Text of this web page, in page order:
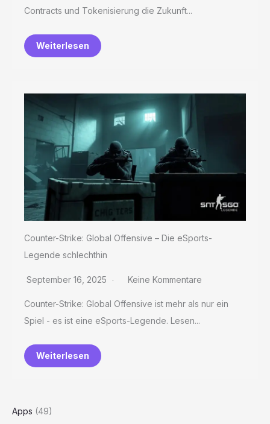
Contracts und Tokenisierung die Zukunft...
Weiterlesen
Counter-Strike: Global Offensive – Die eSports-
Legende schlechthin
September 16, 2025 Keine Kommentare
Counter-Strike: Global Offensive ist mehr als nur ein
Spiel - es ist eine eSports-Legende. Lesen...
Weiterlesen
Apps (49)